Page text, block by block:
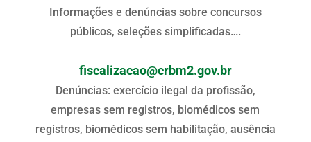
Informações e denúncias sobre concursos
públicos, seleções simplificadas….
fiscalizacao@crbm2.gov.br
Denúncias: exercício ilegal da profissão,
empresas sem registros, biomédicos sem
registros, biomédicos sem habilitação, ausência